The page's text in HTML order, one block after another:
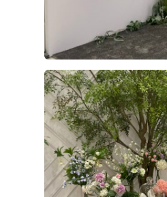
장소여서 두근두근 했습니
나쁠까봐 조마조마 했지만
도 먹어보니 종류도다양하
잡스러운 느낌도 없고 주차
도 너무좋은게 중앙역에 내
들이 편할거같아서 기분이
잘알려주시고 편안하게 상담
내고왔습니다!! 여기웨딩홀
하고있는 내자신을 발견할
이승주, 이은혜 시식후기
2026-05-06 103명 읽음